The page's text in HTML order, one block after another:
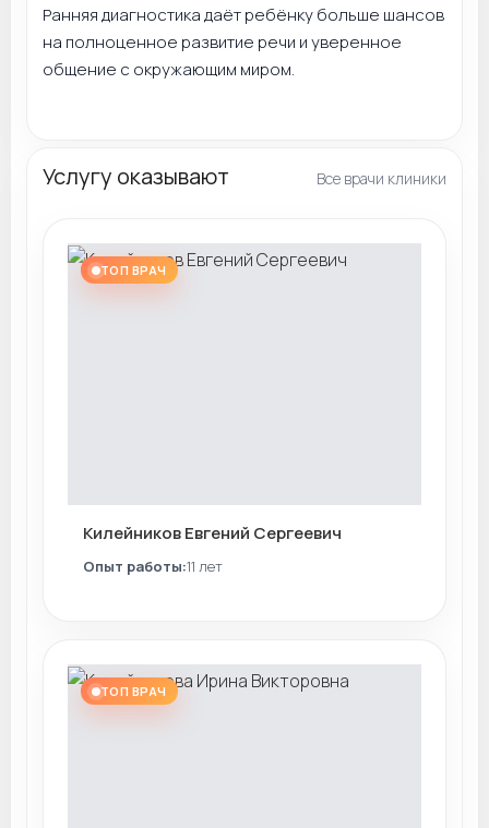
Ранняя диагностика даёт ребёнку больше шансов
на полноценное развитие речи и уверенное
общение с окружающим миром.
Услугу оказывают Все врачи клиники
ТОП ВРАЧ
Килейников Евгений Сергеевич
Опыт работы:11 лет
ТОП ВРАЧ